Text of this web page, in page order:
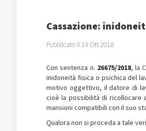
Cassazione:
Pubblicato il 23 Ott 2018
Con sentenza n. 26675/2018, la
inidoneità fisica o psichica del
motivo oggettivo, il datore di
cioè la possibilità di ricollocare
mansioni compatibili con il suo
Qualora non si proceda a tale